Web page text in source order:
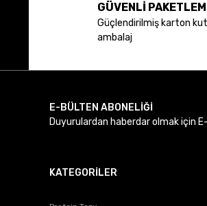
GÜVENLİ
Güçlendirilmiş karton
ambalaj
E-BÜLTEN ABONELİĞİ
Duyurulardan haberdar olmak için
KATEGORİLER